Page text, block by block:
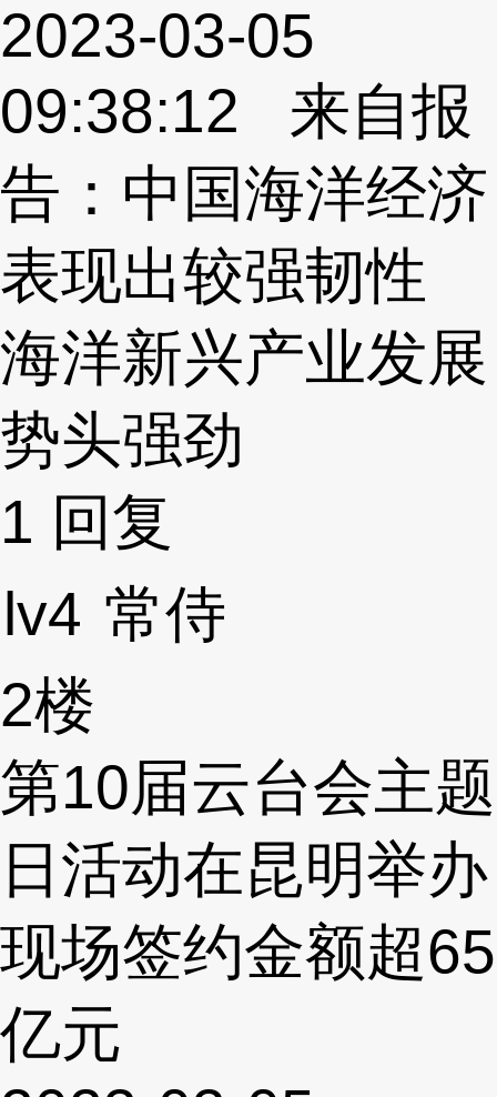
2023-03-05
09:38:12 来自报
告：中国海洋经济
表现出较强韧性
海洋新兴产业发展
势头强劲
1 回复
lv4 常侍
2楼
第10届云台会主题
日活动在昆明举办
现场签约金额超65
亿元